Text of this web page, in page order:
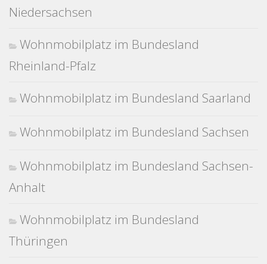
Niedersachsen
Wohnmobilplatz im Bundesland
Rheinland-Pfalz
Wohnmobilplatz im Bundesland Saarland
Wohnmobilplatz im Bundesland Sachsen
Wohnmobilplatz im Bundesland Sachsen-
Anhalt
Wohnmobilplatz im Bundesland
Thüringen